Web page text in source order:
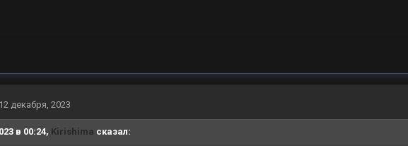
12 декабря, 2023
в 00:24, Kirishima сказал: